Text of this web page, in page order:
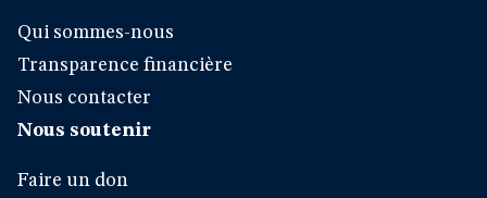
Qui sommes-nous
Transparence financière
Nous contacter
Nous soutenir
Faire un don